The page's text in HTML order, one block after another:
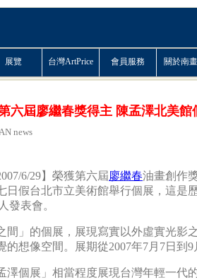
展覽 台灣ArtPrice 會員服務 關於南
六屆廖繼春獎得主 陳孟澤北美館
news
6/29】榮獲第六屆 廖繼春油畫創作
日假台北市立美術館舉行個展，這是
發表會。
間」的個展，展現寫實以外虛實光影
想像空間。展期從2007年7月7日到9
澤個展」相當程度展現台灣年輕一代